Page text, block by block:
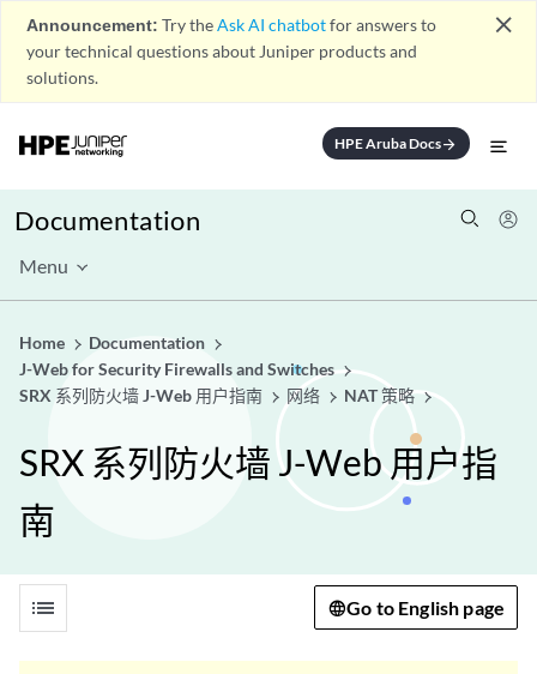
Announcement: Try theAsk AI chatbotfor answers to
your technical questions about Juniper products and
solutions.
close
HPE Aruba Docsarrow_forward
Documentation
Menu
Home
Documentation
J-Web for Security Firewalls and Switches
SRX 系列防火墙 J-Web 用户指南
网络 NAT 策略
SRX 系列防火墙 J-Web 用户指
南
list Go to English page